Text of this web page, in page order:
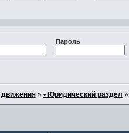
Пароль
» • Юридический раздел »